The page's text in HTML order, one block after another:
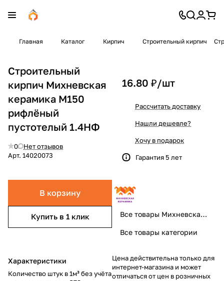
Главная Каталог Кирпич Строительный кирпич
Строительный
кирпич Михневская
керамика М150
рифлёный
пустотелый 1.4НФ
0
Нет отзывов
Арт. 14020073
В корзину
Купить в 1 клик
Характеристики
Количество штук в 1м³ без учёта
16.80 ₽/шт
Рассчитать доставку
Нашли дешевле?
Хочу в подарок
Гарантия 5 лет
Все товары Михневская керамика
Все товары категории
Цена действительна только для
интернет-магазина и может
отличаться от цен в розничных